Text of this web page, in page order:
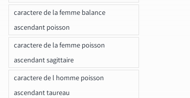
caractere de la femme balance
ascendant poisson
caractere de la femme poisson
ascendant sagittaire
caractere de l homme poisson
ascendant taureau